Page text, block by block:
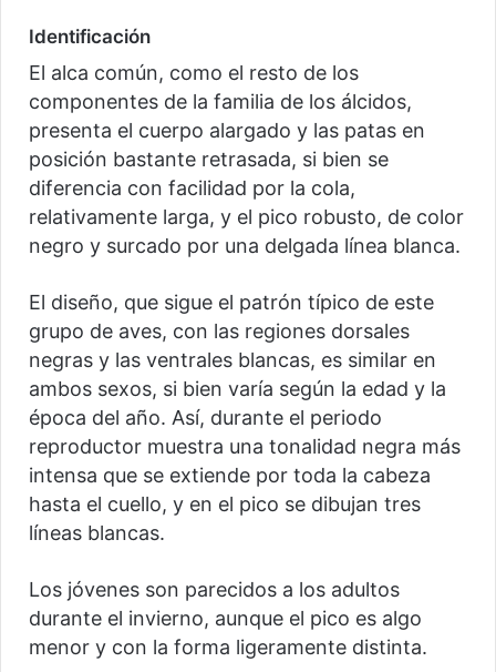
Identificación
El alca común, como el resto de los
componentes de la familia de los álcidos,
presenta el cuerpo alargado y las patas en
posición bastante retrasada, si bien se
diferencia con facilidad por la cola,
relativamente larga, y el pico robusto, de color
negro y surcado por una delgada línea blanca.
El diseño, que sigue el patrón típico de este
grupo de aves, con las regiones dorsales
negras y las ventrales blancas, es similar en
ambos sexos, si bien varía según la edad y la
época del año. Así, durante el periodo
reproductor muestra una tonalidad negra más
intensa que se extiende por toda la cabeza
hasta el cuello, y en el pico se dibujan tres
líneas blancas.
Los jóvenes son parecidos a los adultos
durante el invierno, aunque el pico es algo
menor y con la forma ligeramente distinta.